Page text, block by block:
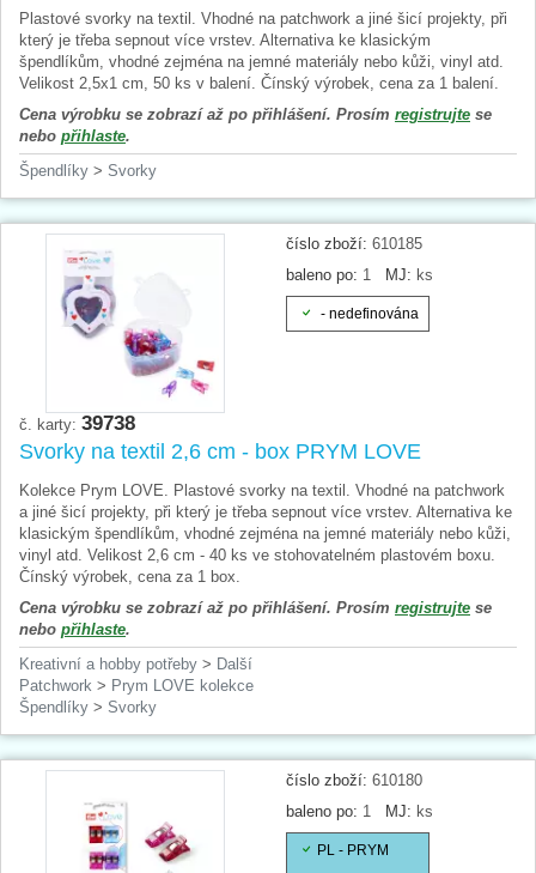
Plastové svorky na textil. Vhodné na patchwork a jiné šicí projekty, při
který je třeba sepnout více vrstev. Alternativa ke klasickým
špendlíkům, vhodné zejména na jemné materiály nebo kůži, vinyl atd.
Velikost 2,5x1 cm, 50 ks v balení. Čínský výrobek, cena za 1 balení.
Cena výrobku se zobrazí až po přihlášení. Prosím registrujte se
nebo přihlaste.
Špendlíky > Svorky
číslo zboží: 610185
baleno po: 1 MJ: ks
- nedefinována
č. karty: 39738
Svorky na textil 2,6 cm - box PRYM LOVE
Kolekce Prym LOVE. Plastové svorky na textil. Vhodné na patchwork
a jiné šicí projekty, při který je třeba sepnout více vrstev. Alternativa ke
klasickým špendlíkům, vhodné zejména na jemné materiály nebo kůži,
vinyl atd. Velikost 2,6 cm - 40 ks ve stohovatelném plastovém boxu.
Čínský výrobek, cena za 1 box.
Cena výrobku se zobrazí až po přihlášení. Prosím registrujte se
nebo přihlaste.
Kreativní a hobby potřeby > Další
Patchwork > Prym LOVE kolekce
Špendlíky > Svorky
číslo zboží: 610180
baleno po: 1 MJ: ks
PL - PRYM